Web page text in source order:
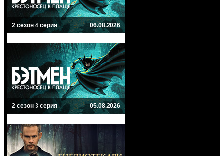
2 сезон 4 серия 06.08.2026
2 сезон 3 серия 05.08.2026